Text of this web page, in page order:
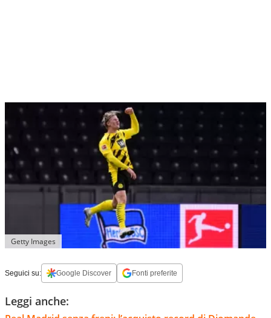
Getty Images
Seguici su: Google Discover Fonti preferite
Leggi anche: